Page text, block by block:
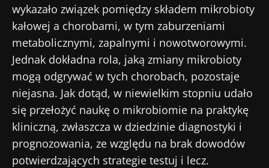
wykazało związek pomiędzy składem mikrobioty
kałowej a chorobami, w tym zaburzeniami
metabolicznymi, zapalnymi i nowotworowymi.
Jednak dokładna rola, jaką zmiany mikrobioty
mogą odgrywać w tych chorobach, pozostaje
niejasna. Jak dotąd, w niewielkim stopniu udało
się przełożyć naukę o mikrobiomie na praktykę
kliniczną, zwłaszcza w dziedzinie diagnostyki i
prognozowania, ze względu na brak dowodów
potwierdzających strategie testuj i lecz.